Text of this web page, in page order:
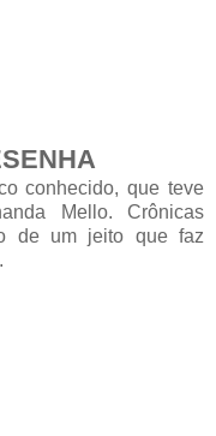
conhecido, que teve
Mello. Crônicas
de um jeito que faz